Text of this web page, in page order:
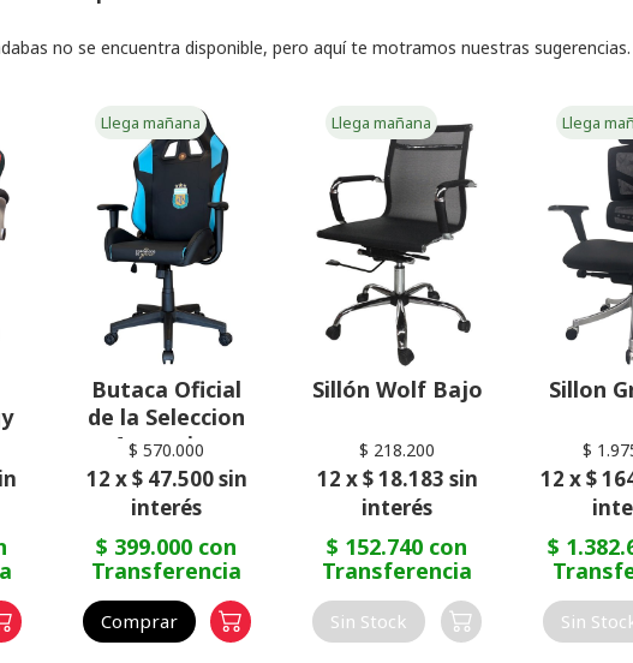
no se encuentra disponible, pero aquí te motramos nuestras sugerencias.
Llega mañana
Butaca Oficial
de la Seleccion
Argentina
$ 570.000
12 x $ 47.500 sin
interés
$ 399.000 con
Transferencia
Comprar
Llega mañana
Sillón Wolf Bajo
$ 218.200
12 x $ 18.183 sin
interés
$ 152.740 con
Transferencia
Sin Stock
Llega
Sillon
$
12 x $
$
Sin